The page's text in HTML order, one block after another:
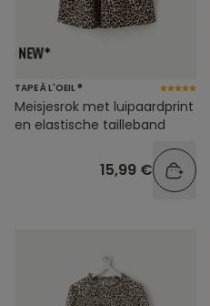
TAPE À L'OEIL ®
Meisjesrok met luipaardprint
en elastische tailleband
15,99 €